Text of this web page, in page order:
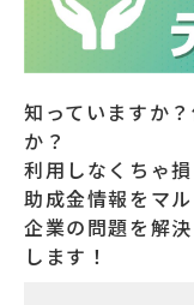
知っていますか
か？
利用しなくちゃ
助成金情報をマ
企業の問題を解
します！